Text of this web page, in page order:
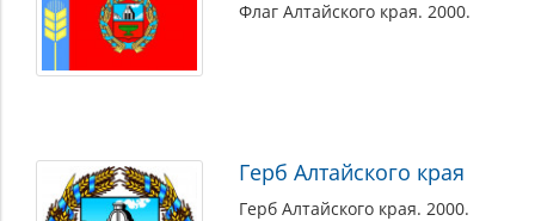
Флаг Алтайского края. 2000.
Герб Алтайского края
Герб Алтайского края. 2000.